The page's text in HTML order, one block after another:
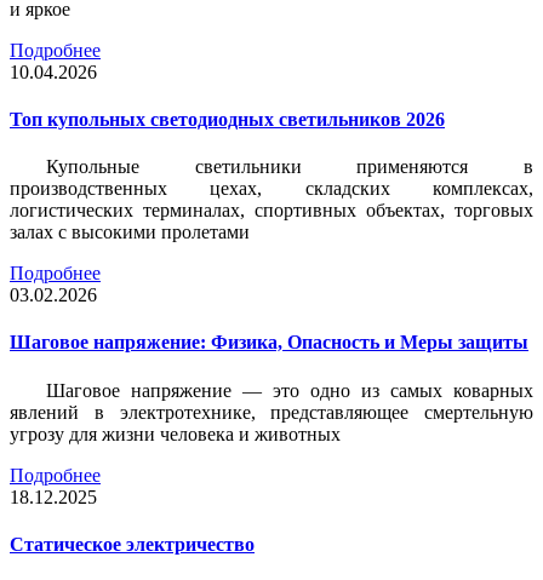
и яркое
Подробнее
10.04.2026
Топ купольных светодиодных светильников 2026
Купольные светильники применяются в
производственных цехах, складских комплексах,
логистических терминалах, спортивных объектах, торговых
залах с высокими пролетами
Подробнее
03.02.2026
Шаговое напряжение: Физика, Опасность и Меры защиты
Шаговое напряжение — это одно из самых коварных
явлений в электротехнике, представляющее смертельную
угрозу для жизни человека и животных
Подробнее
18.12.2025
Статическое электричество